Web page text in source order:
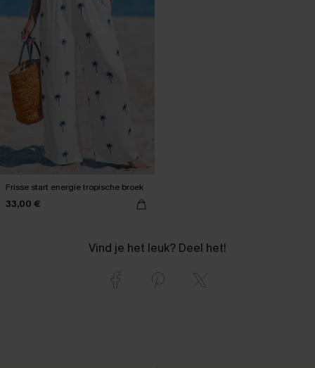
Frisse start energie tropische broek
33,00 €
Vind je het leuk? Deel het!